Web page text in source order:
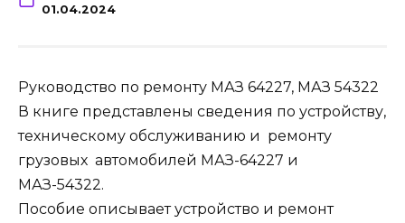
01.04.2024
Руководство по ремонту МАЗ 64227, МАЗ 54322
В книге представлены сведения по устройству,
техническому обслуживанию и ремонту
грузовых автомобилей МАЗ-64227 и
МАЗ-54322.
Пособие описывает устройство и ремонт